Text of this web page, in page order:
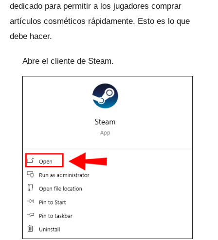
dedicado para permitir a los jugadores comprar
artículos cosméticos rápidamente. Esto es lo que
debe hacer.
Abre el cliente de Steam.